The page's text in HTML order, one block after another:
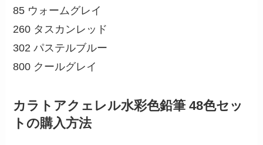
85 ウォームグレイ
260 タスカンレッド
302 パステルブルー
800 クールグレイ
カラトアクェレル水彩色鉛筆 48色セッ
トの購入方法